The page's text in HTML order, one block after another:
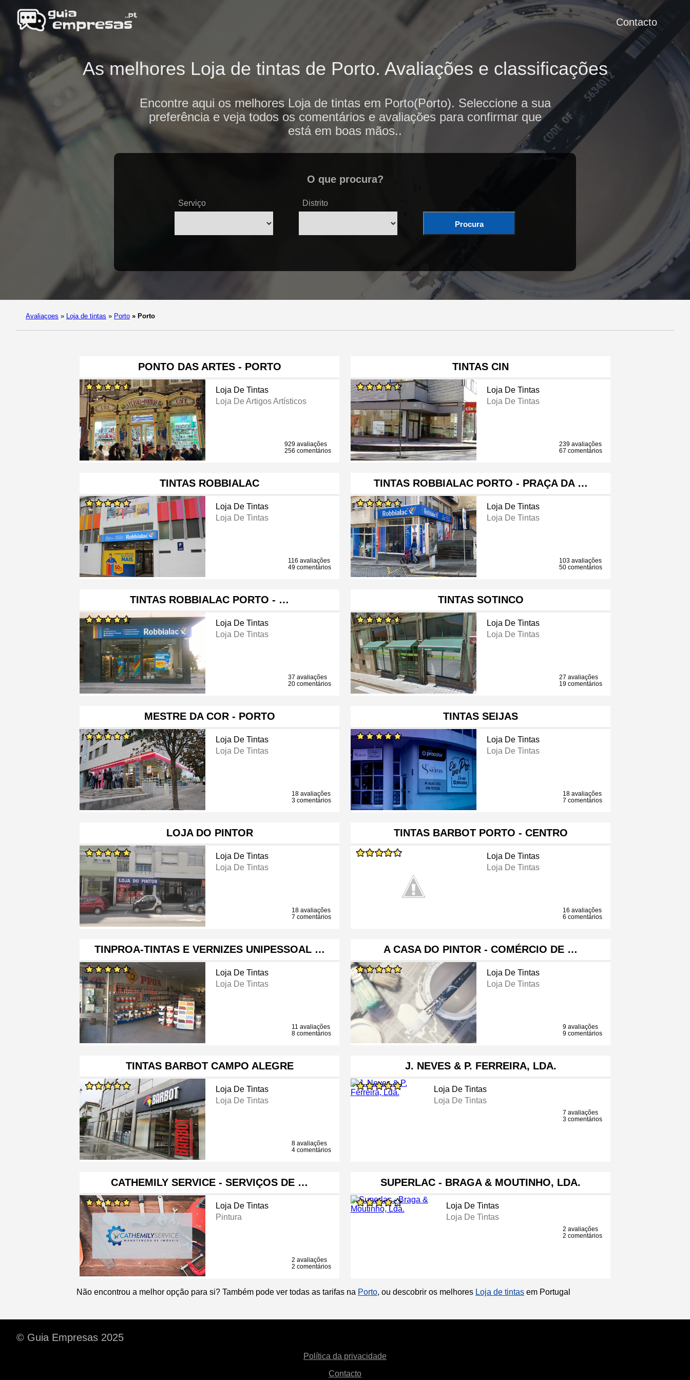
Contacto
As melhores Loja de tintas de Porto. Avaliações e classificações
Encontre aqui os melhores Loja de tintas em Porto(Porto). Seleccione a sua
preferência e veja todos os comentários e avaliações para confirmar que
está em boas mãos..
O que procura?
Serviço Distrito
Procura
Avaliaçoes » Loja de tintas » Porto » Porto
PONTO DAS ARTES - PORTO
Loja De Tintas
Loja De Artigos Artísticos
929 avaliações
256 comentários
TINTAS CIN
Loja De Tintas
Loja De Tintas
239 avaliações
67 comentários
TINTAS ROBBIALAC
Loja De Tintas
Loja De Tintas
116 avaliações
49 comentários
TINTAS ROBBIALAC PORTO - PRAÇA DA …
Loja De Tintas
Loja De Tintas
103 avaliações
50 comentários
TINTAS ROBBIALAC PORTO - …
Loja De Tintas
Loja De Tintas
37 avaliações
20 comentários
TINTAS SOTINCO
Loja De Tintas
Loja De Tintas
27 avaliações
19 comentários
MESTRE DA COR - PORTO
Loja De Tintas
Loja De Tintas
18 avaliações
3 comentários
TINTAS SEIJAS
Loja De Tintas
Loja De Tintas
18 avaliações
7 comentários
LOJA DO PINTOR
Loja De Tintas
Loja De Tintas
18 avaliações
7 comentários
TINTAS BARBOT PORTO - CENTRO
Loja De Tintas
Loja De Tintas
16 avaliações
6 comentários
TINPROA-TINTAS E VERNIZES UNIPESSOAL …
Loja De Tintas
Loja De Tintas
11 avaliações
8 comentários
A CASA DO PINTOR - COMÉRCIO DE …
Loja De Tintas
Loja De Tintas
9 avaliações
9 comentários
TINTAS BARBOT CAMPO ALEGRE
Loja De Tintas
Loja De Tintas
8 avaliações
4 comentários
J. NEVES & P. FERREIRA, LDA.
Loja De Tintas
Loja De Tintas
7 avaliações
3 comentários
CATHEMILY SERVICE - SERVIÇOS DE …
Loja De Tintas
Pintura
2 avaliações
2 comentários
SUPERLAC - BRAGA & MOUTINHO, LDA.
Loja De Tintas
Loja De Tintas
2 avaliações
2 comentários
Não encontrou a melhor opção para si? Também pode ver todas as tarifas na Porto, ou descobrir os melhores Loja de tintas em Portugal
© Guia Empresas 2025
Política da privacidade
Contacto